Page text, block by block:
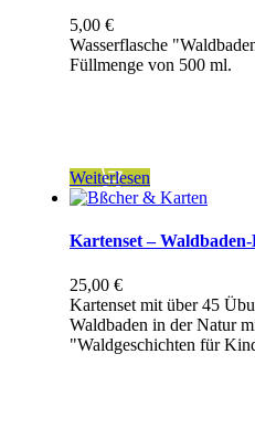
5,00 €
Wasserflasche
Füllmenge von 500 ml.
Weiterlesen
Kartenset –
25,00 €
Kartenset mit über 45
Waldbaden in der Natur
"Waldgeschichten für